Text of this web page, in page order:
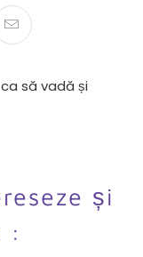
să vadă și
și
: